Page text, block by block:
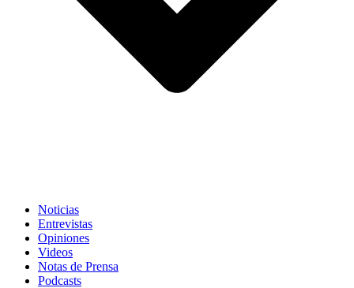
Noticias
Entrevistas
Opiniones
Videos
Notas de Prensa
Podcasts